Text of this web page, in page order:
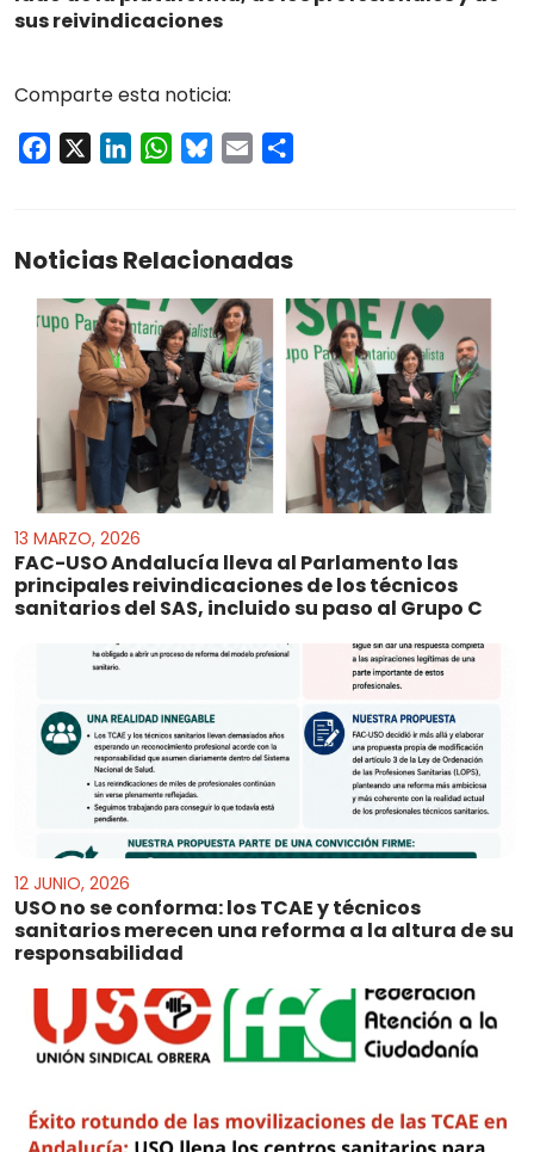
sus reivindicaciones
Comparte esta noticia:
Facebook LinkedInWhatsApp
Bluesky
Email
Noticias Relacionadas
13 MARZO, 2026
FAC-USO Andalucía lleva al Parlamento las
principales reivindicaciones de los técnicos
sanitarios del SAS, incluido su paso al Grupo C
12 JUNIO, 2026
USO no se conforma: los TCAE y técnicos
sanitarios merecen una reforma a la altura de su
responsabilidad